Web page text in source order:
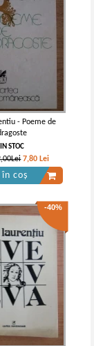
- Poeme de
IN STOC
7,80 Lei
coș
-40%